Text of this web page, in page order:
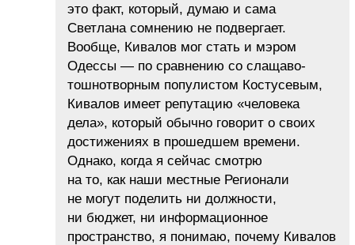
это факт, который, думаю и сама
Светлана сомнению не подвергает.
Вообще, Кивалов мог стать и мэром
Одессы — по сравнению со слащаво-
тошнотворным популистом Костусевым,
Кивалов имеет репутацию «человека
дела», который обычно говорит о своих
достижениях в прошедшем времени.
Однако, когда я сейчас смотрю
на то, как наши местные Регионали
не могут поделить ни должности,
ни бюджет, ни информационное
пространство, я понимаю, почему Кивалов